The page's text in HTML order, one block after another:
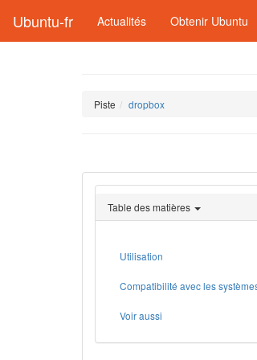
Ubuntu-fr Actualités Obtenir Ubuntu
Piste dropbox
Table des matières
Utilisation
Compatibilité avec les
Voir aussi